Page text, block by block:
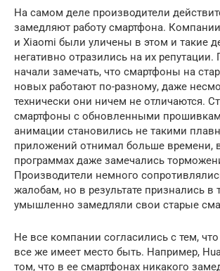
На самом деле производители
замедляют работу смартфона.
и Xiaomi были уличены в этом и такие
негативно отразились на их репутации.
начали замечать, что смартфоны на
новых работают по-разному, даже
технически они ничем не отличаются.
смартфоны с обновленными
анимации становились не такими
приложений отнимал больше времени,
программах даже замечались
Производители немного
жалобам, но в результате признались в
умышленно замедляли свои старые
Не все компании согласились с тем,
все же имеет место быть. Например,
том, что в ее смартфонах никакого